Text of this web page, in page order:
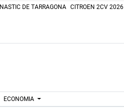
NASTIC DE TARRAGONA CITROEN 2CV 2026
ECONOMIA